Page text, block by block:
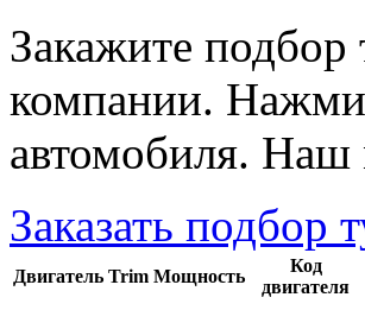
Закажите
компании.
автомобиля. Наш
Заказать подбор
Двигатель Trim Мощность
Код
двигателя